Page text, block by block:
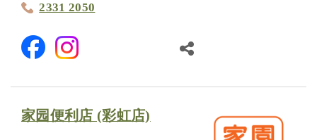
2331 2050
家园便利店 (彩虹店)